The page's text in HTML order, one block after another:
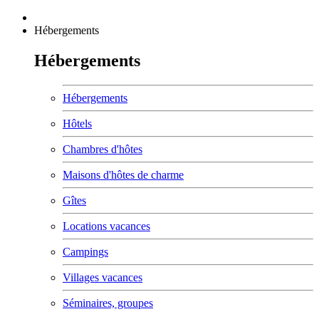
Hébergements
Hébergements
Hébergements
Hôtels
Chambres d'hôtes
Maisons d'hôtes de charme
Gîtes
Locations vacances
Campings
Villages vacances
Séminaires, groupes